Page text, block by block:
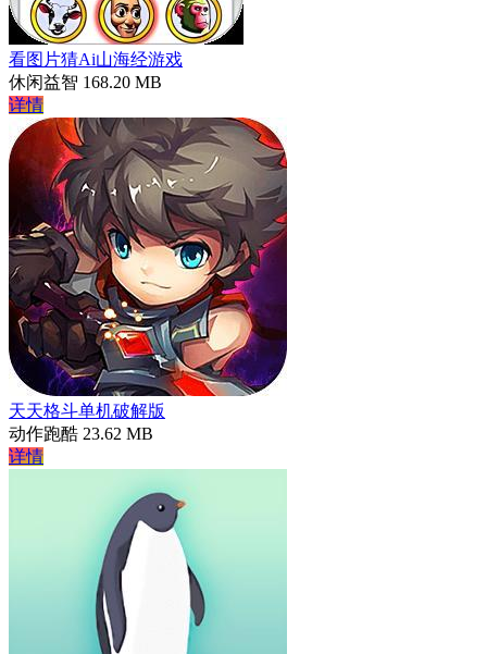
看图片猜Ai山海经游戏
休闲益智 168.20 MB
详情
天天格斗单机破解版
动作跑酷 23.62 MB
详情